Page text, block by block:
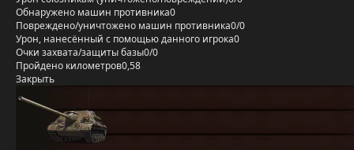
Обнаружено машин противника0
Повреждено/уничтожено машин противника0/0
Урон, нанесённый с помощью данного игрока0
Очки захвата/защиты базы0/0
Пройдено километров0,58
Закрыть